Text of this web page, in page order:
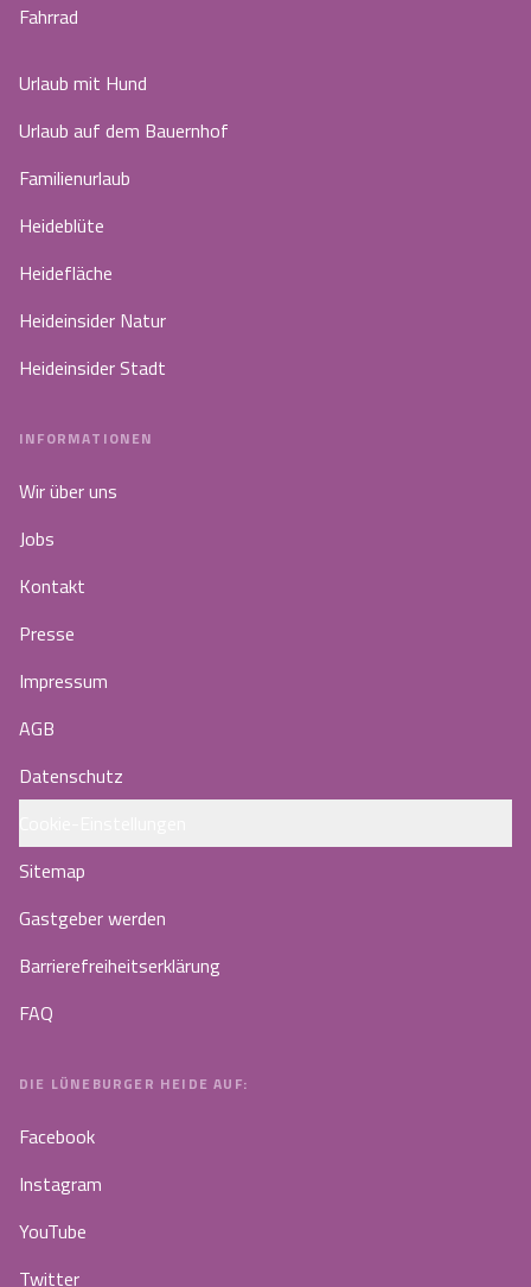
Fahrrad
Urlaub mit Hund
Urlaub auf dem Bauernhof
Familienurlaub
Heideblüte
Heidefläche
Heideinsider Natur
Heideinsider Stadt
INFORMATIONEN
Wir über uns
Jobs
Kontakt
Presse
Impressum
AGB
Datenschutz
Sitemap
Gastgeber werden
Barrierefreiheitserklärung
FAQ
DIE LÜNEBURGER HEIDE AUF:
Facebook
Instagram
YouTube
Twitter